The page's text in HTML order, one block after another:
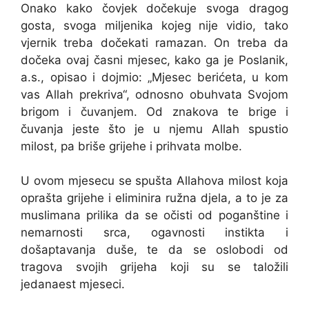
Onako kako čovjek dočekuje svoga dragog
gosta, svoga miljenika kojeg nije vidio, tako
vjernik treba dočekati ramazan. On treba da
dočeka ovaj časni mjesec, kako ga je Poslanik,
a.s., opisao i dojmio: „Mjesec berićeta, u kom
vas Allah prekriva“, odnosno obuhvata Svojom
brigom i čuvanjem. Od znakova te brige i
čuvanja jeste što je u njemu Allah spustio
milost, pa briše grijehe i prihvata molbe.
U ovom mjesecu se spušta Allahova milost koja
oprašta grijehe i eliminira ružna djela, a to je za
muslimana prilika da se očisti od poganštine i
nemarnosti srca, ogavnosti instikta i
došaptavanja duše, te da se oslobodi od
tragova svojih grijeha koji su se taložili
jedanaest mjeseci.